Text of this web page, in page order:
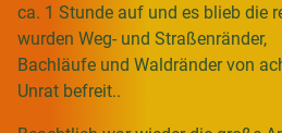
ca. 1 Stunde auf und es blieb die
wurden Weg- und Straßenränder,
Bachläufe und Waldränder von
Unrat befreit..